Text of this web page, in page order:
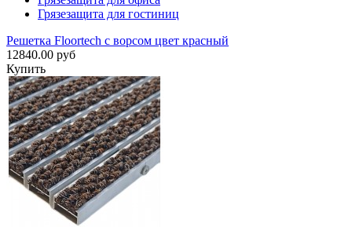
Грязезащита для гостиниц
Решетка Floortech с ворсом цвет красный
12840.00 руб
Купить